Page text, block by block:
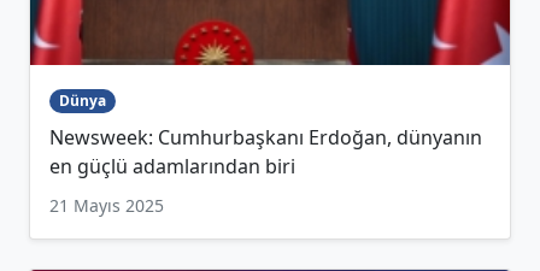
Dünya
Newsweek: Cumhurbaşkanı Erdoğan, dünyanın
en güçlü adamlarından biri
21 Mayıs 2025